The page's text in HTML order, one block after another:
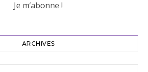
ARCHIVES